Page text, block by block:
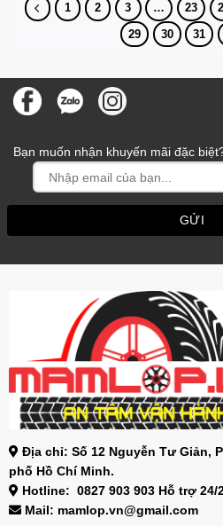
1 2 3 … 23
29
30 31
Bạn muốn nhận khuyến mãi đặc
Địa chỉ: Số 12 Nguyễn Tư Giản,
phố Hồ Chí Minh.
Hotline: 0827 903 903 Hỗ trợ 24/
Mail: mamlop.vn@gmail.com